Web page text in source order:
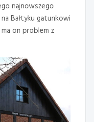
najnowszego
Bałtyku gatunkowi
on problem z